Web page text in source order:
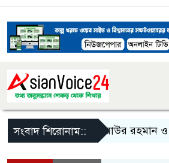
সংবাদ শিরোনাম::জিয়াউর রহমান ও